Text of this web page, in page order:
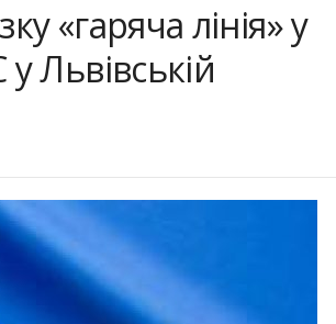
«гаряча лінія» у
Львівській